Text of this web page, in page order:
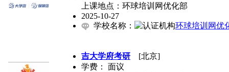
上课地点：环球培训网优化部
2025-10-27
学校名称：
环球培训网优
吉大学府考研 [北京]
学费： 面议